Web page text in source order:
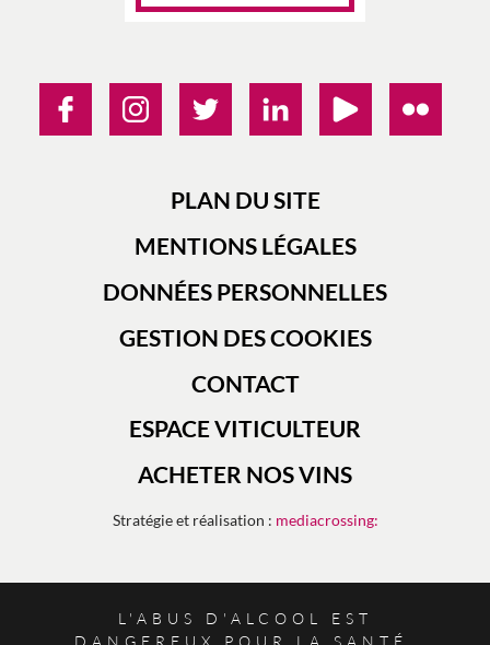
PLAN DU SITE
MENTIONS LÉGALES
DONNÉES PERSONNELLES
GESTION DES COOKIES
CONTACT
ESPACE VITICULTEUR
ACHETER NOS VINS
Stratégie et réalisation : mediacrossing:
L'ABUS D'ALCOOL EST